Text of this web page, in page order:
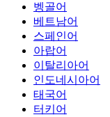
벵골어
베트남어
스페인어
아랍어
이탈리아어
인도네시아어
태국어
터키어